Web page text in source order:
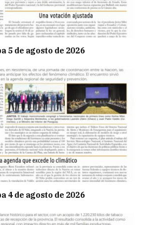
5 de agosto de 2026
4 de agosto de 2026